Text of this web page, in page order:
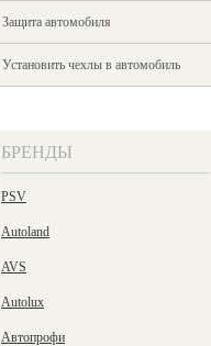
Защита автомобиля
Установить чехлы в автомобиль
БРЕНДЫ
PSV
Autoland
AVS
Autolux
Автопрофи